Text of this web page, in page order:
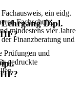
ein eidg.
Fachschule,
mindestens vier Jahre
Finanzberatung und
Dipl.
Prüfungen und
gedruckte